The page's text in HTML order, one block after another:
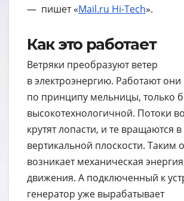
— пишет «Mail.ru Hi-Tech».
Как это работает
Ветряки преобразуют ветер
в электроэнергию. Работают они
по принципу мельницы, только
высокотехнологичной. Потоки
крутят лопасти, и те вращаются в
вертикальной плоскости. Таким
возникает механическая
движения. А подключенный к
генератор уже вырабатывает